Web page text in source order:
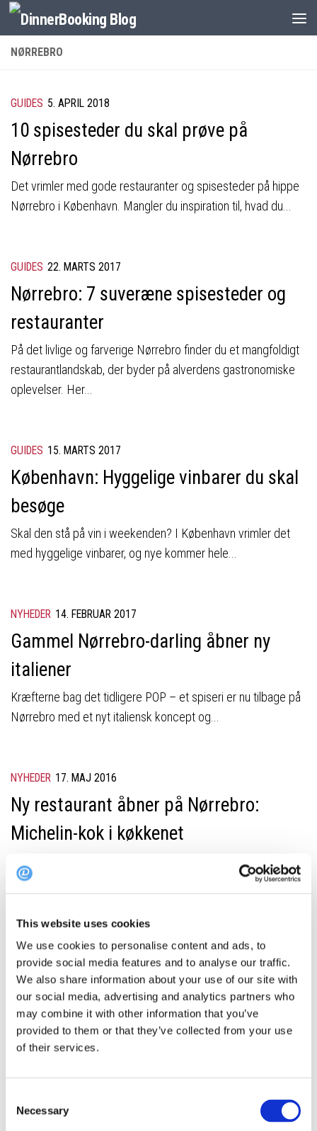
This website uses cookies
We use cookies to personalise content and ads, to
provide social media features and to analyse our traffic.
We also share information about your use of our site with
our social media, advertising and analytics partners who
may combine it with other information that you’ve
provided to them or that they’ve collected from your use
of their services.
Selection
Necessary
NØRREBRO
GUIDES 5. APRIL 2018
10 spisesteder du skal prøve på
Nørrebro
Det vrimler med gode restauranter og spisesteder på hippe
Nørrebro i København. Mangler du inspiration til, hvad du...
GUIDES 22. MARTS 2017
Nørrebro: 7 suveræne spisesteder og
restauranter
På det livlige og farverige Nørrebro finder du et mangfoldigt
restaurantlandskab, der byder på alverdens gastronomiske
oplevelser. Her...
GUIDES 15. MARTS 2017
København: Hyggelige vinbarer du skal
besøge
Skal den stå på vin i weekenden? I København vrimler det
med hyggelige vinbarer, og nye kommer hele...
NYHEDER 14. FEBRUAR 2017
Gammel Nørrebro-darling åbner ny
italiener
Kræfterne bag det tidligere POP – et spiseri er nu tilbage på
Nørrebro med et nyt italiensk koncept og...
NYHEDER 17. MAJ 2016
Ny restaurant åbner på Nørrebro:
Michelin-kok i køkkenet
Danmarks yngste Michelin-kok skifter den klassiske fine
dining-scene og det pressefoldede hotelliv ud med
NYHEDER 21. OKTOBER 2015
Madklubben fejrer ny cocktailbar med
ekstra gode priser
Så er der godt nyt til alle tørstige københavnere: Byen er